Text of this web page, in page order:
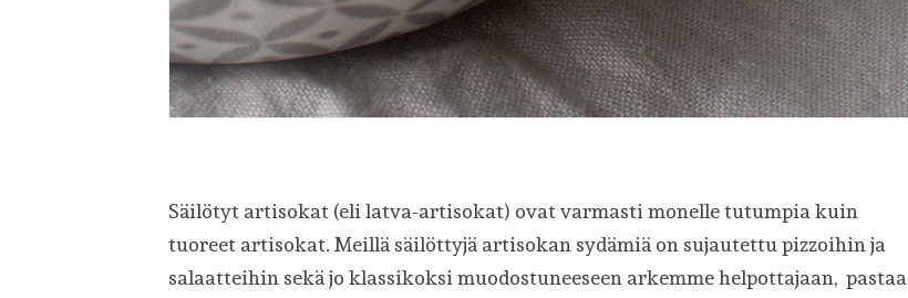
Säilötyt artisokat (eli latva-artisokat) ovat varmasti monelle tutumpia kuin
tuoreet artisokat. Meillä säilöttyjä artisokan sydämiä on sujautettu pizzoihin ja
salaatteihin sekä jo klassikoksi muodostuneeseen arkemme helpottajaan, pastaa